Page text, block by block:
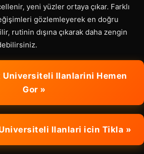
yeni yüzler ortaya çıkar. Farklı
gözlemleyerek en doğru
rutinin dışına çıkarak daha zengin
Ilanlarini Hemen
Gor »
Ilanlari icin Tikla »